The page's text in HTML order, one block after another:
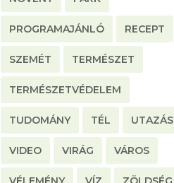
PROGRAMAJÁNLÓ RECEPT
SZEMÉT TERMÉSZET
TERMÉSZETVÉDELEM
TUDOMÁNY TÉL UTAZÁS
VIDEO VIRÁG VÁROS